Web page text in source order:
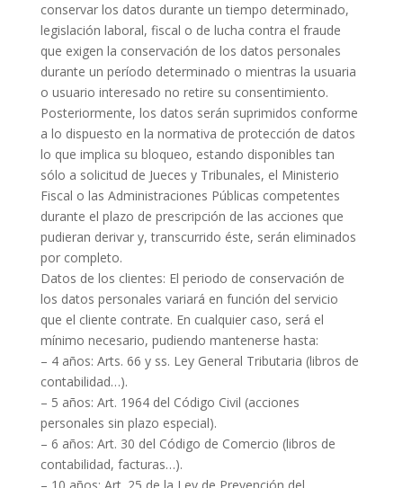
conservar los datos durante un tiempo determinado,
legislación laboral, fiscal o de lucha contra el fraude
que exigen la conservación de los datos personales
durante un período determinado o mientras la usuaria
o usuario interesado no retire su consentimiento.
Posteriormente, los datos serán suprimidos conforme
a lo dispuesto en la normativa de protección de datos
lo que implica su bloqueo, estando disponibles tan
sólo a solicitud de Jueces y Tribunales, el Ministerio
Fiscal o las Administraciones Públicas competentes
durante el plazo de prescripción de las acciones que
pudieran derivar y, transcurrido éste, serán eliminados
por completo.
Datos de los clientes: El periodo de conservación de
los datos personales variará en función del servicio
que el cliente contrate. En cualquier caso, será el
mínimo necesario, pudiendo mantenerse hasta:
– 4 años: Arts. 66 y ss. Ley General Tributaria (libros de
contabilidad…).
– 5 años: Art. 1964 del Código Civil (acciones
personales sin plazo especial).
– 6 años: Art. 30 del Código de Comercio (libros de
contabilidad, facturas…).